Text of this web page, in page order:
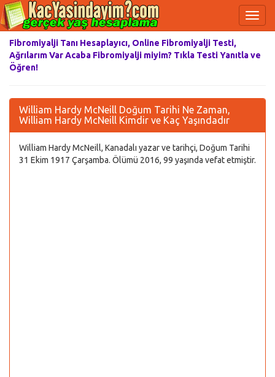
Fibromiyalji Tanı Hesaplayıcı, Online Fibromiyalji Testi,
Ağrılarım Var Acaba Fibromiyalji miyim? Tıkla Testi Yanıtla ve
Öğren!
William Hardy McNeill Doğum Tarihi Ne Zaman,
William Hardy McNeill Kimdir ve Kaç Yaşındadır
William Hardy McNeill, Kanadalı yazar ve tarihçi, Doğum Tarihi
31 Ekim 1917 Çarşamba. Ölümü 2016, 99 yaşında vefat etmiştir.